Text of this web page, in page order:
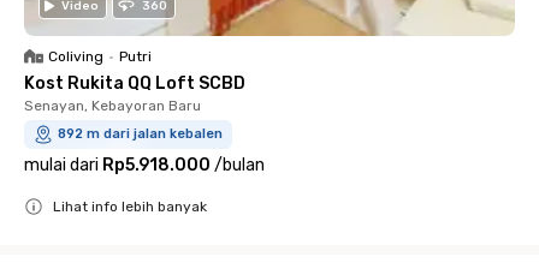
Video 360
Coliving • Putri
Kost Rukita QQ Loft SCBD
Senayan, Kebayoran Baru
892 m dari jalan kebalen
mulai dari Rp5.918.000 /bulan
Lihat info lebih banyak